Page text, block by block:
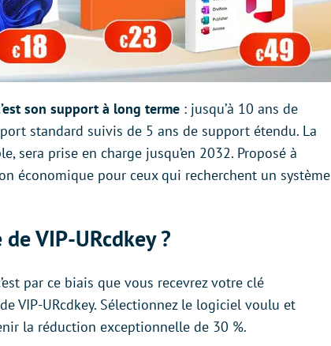
son support à long terme : jusqu’à 10 ans de
standard suivis de 5 ans de support étendu. La
sera prise en charge jusqu’en 2032. Proposé à
économique pour ceux qui recherchent un système
VIP-URcdkey ?
par ce biais que vous recevrez votre clé
VIP-URcdkey. Sélectionnez le logiciel voulu et
la réduction exceptionnelle de 30 %.